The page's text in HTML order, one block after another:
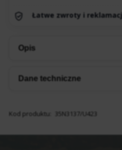
Łatwe zwroty i
Opis
Dane techniczne
Kod produktu: 35N3137/U423